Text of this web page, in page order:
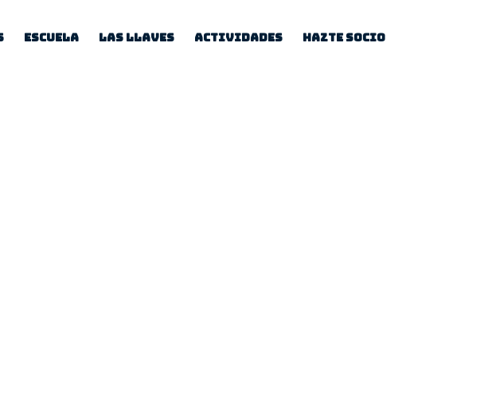
Escuela Las Llaves Actividades Hazte socio